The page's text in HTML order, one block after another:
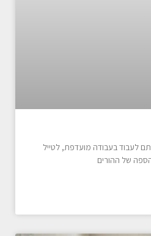
בעבודה מועדפת, לטייל
של ההורים